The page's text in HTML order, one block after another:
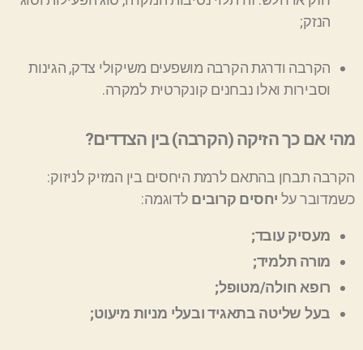
הנזק;
הקרבה ודרגת הקרבה מושפעים משיקולי צדק, הגינות
וסבירות ואלו נבחנים קונקרטית למקרה.
מהי אם כך הזיקה (הקרבה) בין הצדדים?
הקרבה תבחן בהתאם לרמת היחסים בין המזיק לניזוק:
כשמדובר עליחסים קרוביםלדוגמה:
מעסיק עובד;
מורה תלמיד;
רופא חולה/מטופל;
בעל שליטה בתאגיד ובעלי מניות מיעוט;